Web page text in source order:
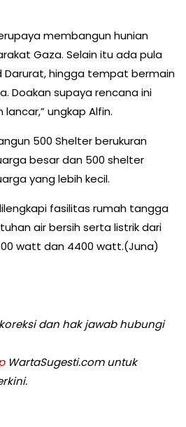
membangun hunian
Gaza. Selain itu ada pula
Darurat, hingga tempat bermain
Doakan supaya rencana ini
ungkap Alfin.
500 Shelter berukuran
besar dan 500 shelter
yang lebih kecil.
fasilitas rumah tangga
air bersih serta listrik dari
watt dan 4400 watt.(Juna)
dan hak jawab hubungi
WartaSugesti.com untuk